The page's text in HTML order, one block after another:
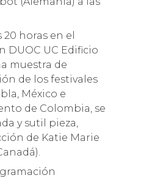
20 horas en el
DUOC UC Edificio
muestra de
de los festivales
México e
de Colombia, se
y sutil pieza,
de Katie Marie